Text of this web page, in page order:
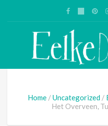
Home Uncategorized
Het Overveen,